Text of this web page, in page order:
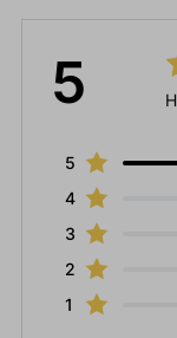
5
5
4
3
2
1